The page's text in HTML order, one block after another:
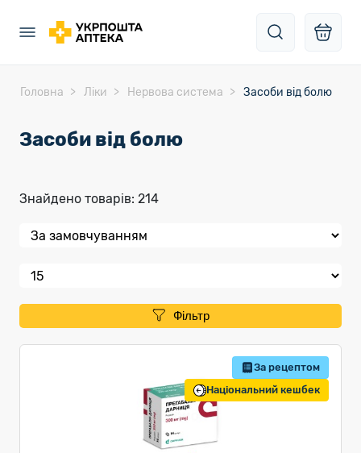
Головна Ліки Нервова система Засоби від болю
Засоби від болю
Знайдено товарів: 214
Фільтр
За рецептом
Національний кешбек